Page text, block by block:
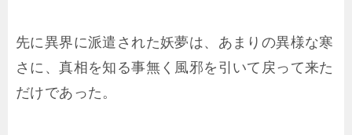
先に異界に派遣された妖夢は、あまりの異様な寒
さに、真相を知る事無く風邪を引いて戻って来た
だけであった。